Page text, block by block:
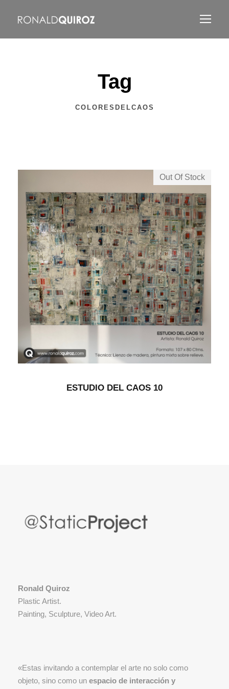
Tag
COLORESDELCAOS
Out Of Stock
ESTUDIO DEL CAOS 10
Ronald Quiroz
Plastic Artist.
Painting, Sculpture, Video Art.
«Estas invitando a contemplar el arte no solo como
objeto, sino como un espacio de interacción y